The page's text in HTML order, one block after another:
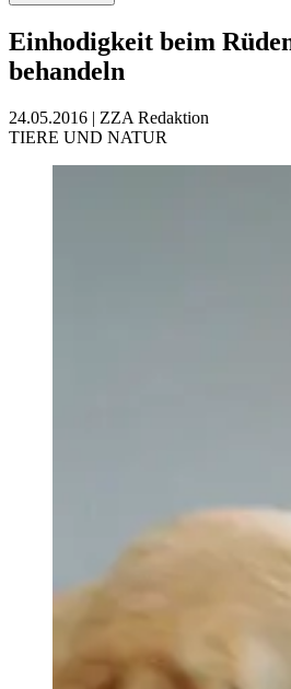
Einhodigkeit beim
behandeln
24.05.2016 | ZZA Redaktion
TIERE UND NATUR